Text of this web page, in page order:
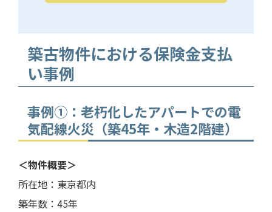
築古物件における保険金支払
い事例
事例①：老朽化したアパートでの電
気配線火災（築45年・木造2階建）
＜物件概要＞
所在地：東京都内
築年数：45年